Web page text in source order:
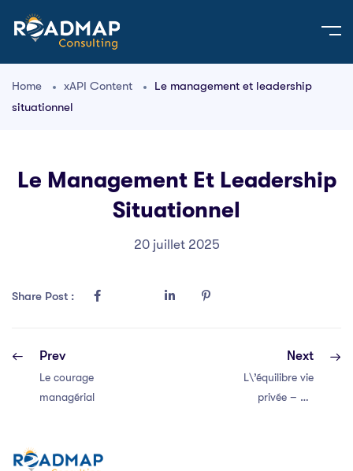
Home xAPI Content
Le management et leadership
situationnel
Le Management Et Leadership
Situationnel
20 juillet 2025
Share Post :
Prev
Le courage
managérial
Next
L\’équilibre vie
privée – vie